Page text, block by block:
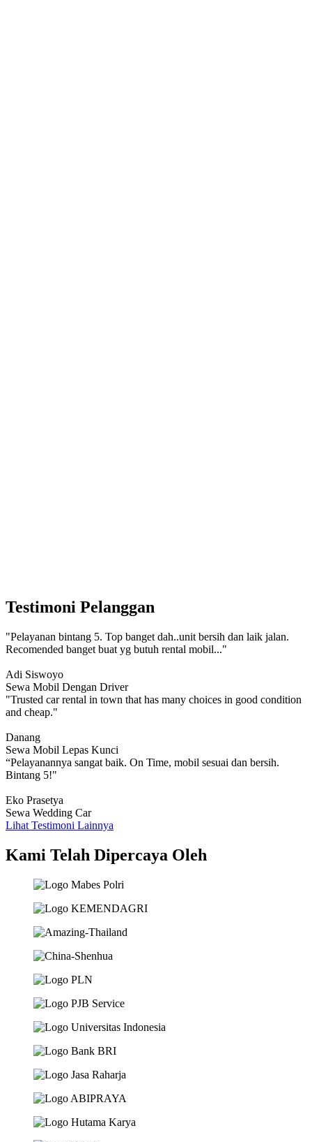
Testimoni Pelanggan
"Pelayanan bintang 5. Top banget dah..unit bersih dan laik jalan.
Recomended banget buat yg butuh rental mobil..."
Adi Siswoyo
Sewa Mobil Dengan Driver
"Trusted car rental in town that has many choices in good condition
and cheap."
Danang
Sewa Mobil Lepas Kunci
“Pelayanannya sangat baik. On Time, mobil sesuai dan bersih.
Bintang 5!"
Eko Prasetya
Sewa Wedding Car
Lihat Testimoni Lainnya
Kami Telah Dipercaya Oleh